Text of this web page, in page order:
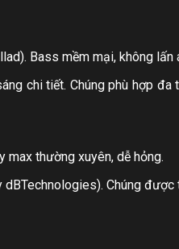
Bass mềm mại, không lấn
chi tiết. Chúng phù hợp đa
max thường xuyên, dễ hỏng.
Chúng